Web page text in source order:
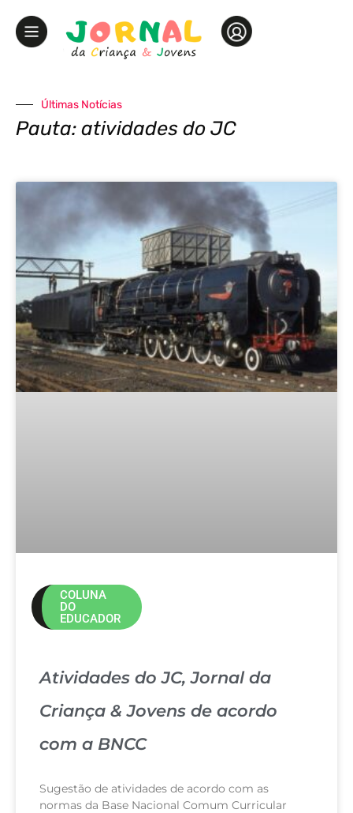
Últimas Notícias
Pauta: atividades do JC
COLUNA
DO
EDUCADOR
Atividades do JC, Jornal da
Criança & Jovens de acordo
com a BNCC
Sugestão de atividades de acordo com as
normas da Base Nacional Comum Curricular